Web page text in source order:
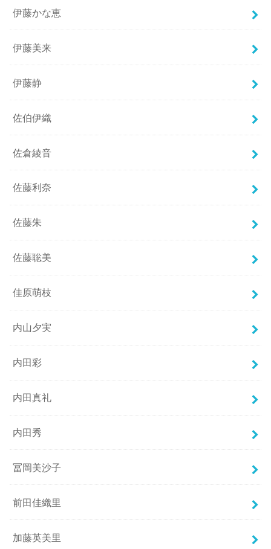
伊藤かな恵
伊藤美来
伊藤静
佐伯伊織
佐倉綾音
佐藤利奈
佐藤朱
佐藤聡美
佳原萌枝
内山夕実
内田彩
内田真礼
内田秀
冨岡美沙子
前田佳織里
加藤英美里